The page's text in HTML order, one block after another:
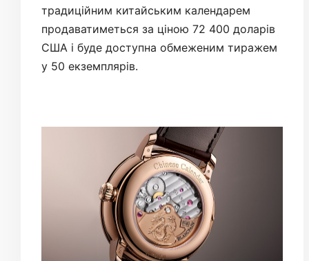
традиційним китайським календарем
продаватиметься за ціною 72 400 доларів
США і буде доступна обмеженим тиражем
у 50 екземплярів.